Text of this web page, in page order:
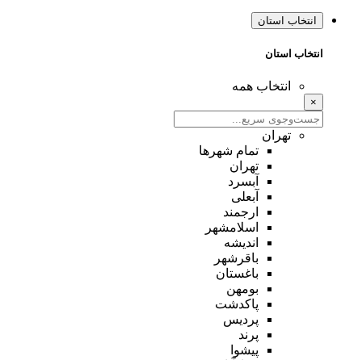
انتخاب استان
انتخاب استان
انتخاب همه
×
تهران
تمام شهر‌ها
تهران
آبسرد
آبعلی
ارجمند
اسلامشهر
اندیشه
باقرشهر
باغستان
بومهن
پاکدشت
پردیس
پرند
پیشوا